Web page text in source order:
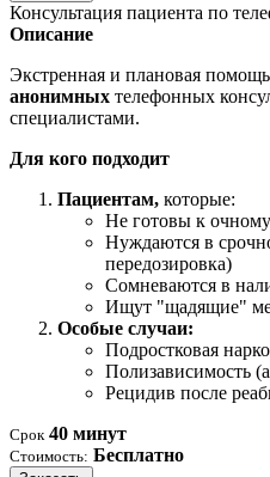
Консультация пациента по
Описание
Экстренная и плановая
анонимных телефонных
специалистами.
Для кого подходит
Пациентам, которые:
Не готовы к
Нуждаются в
передозировка)
Сомневаются в
Ищут "щадящие"
Особые случаи:
Подростковая
Полизависимость
Рецидив после
Срок 40 минут
Стоимость: Бесплатно